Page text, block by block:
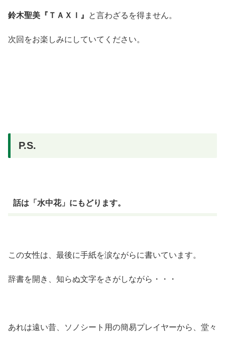
鈴木聖美『ＴＡＸＩ』 と言わざるを得ません。
次回をお楽しみにしていてください。
P.S.
話は「水中花」にもどります。
この女性は、最後に手紙を涙ながらに書いています。
辞書を開き、知らぬ文字をさがしながら・・・
あれは遠い昔、ソノシート用の簡易プレイヤーから、堂々